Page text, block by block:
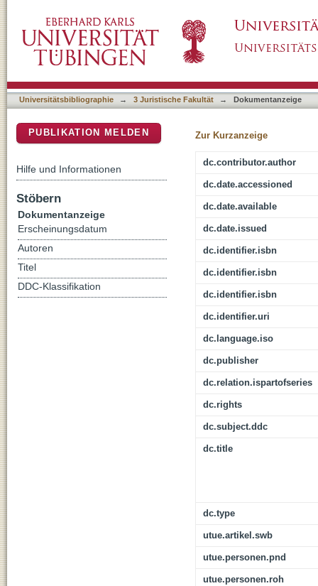
Auswirkung auf das Recht unter den
Territorialstaatsbildung im Kampf mit Rom
Universitätsbibliographie → 3 Juristische Fakultät → Dokumentanzeige
Zur Kurzanzeige
dc.contributor.author
dc.date.accessioned
dc.date.available
dc.date.issued
dc.identifier.isbn
dc.identifier.isbn
dc.identifier.isbn
dc.identifier.uri
dc.language.iso
dc.publisher
dc.relation.ispartofseries
dc.rights
dc.subject.ddc
dc.title
dc.type
utue.artikel.swb
utue.personen.pnd
utue.personen.roh
PUBLIKATION MELDEN
Hilfe und Informationen
Stöbern
Dokumentanzeige
Erscheinungsdatum
Autoren
Titel
DDC-Klassifikation